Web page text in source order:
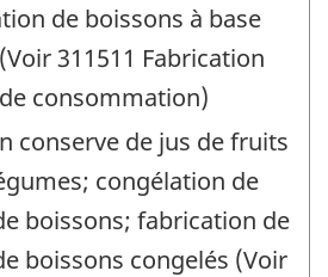
de boissons à base
311511 Fabrication
consommation)
conserve de jus de fruits
congélation de
boissons; fabrication de
boissons congelés (Voir